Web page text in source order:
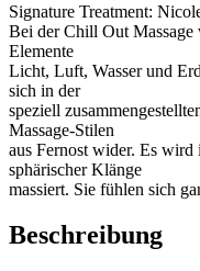
Signature Treatment:
Bei der Chill Out
Elemente
Licht, Luft, Wasser und
sich in der
speziell
Massage-Stilen
aus Fernost wider. Es wird
sphärischer Klänge
massiert. Sie fühlen sich
Beschreibung